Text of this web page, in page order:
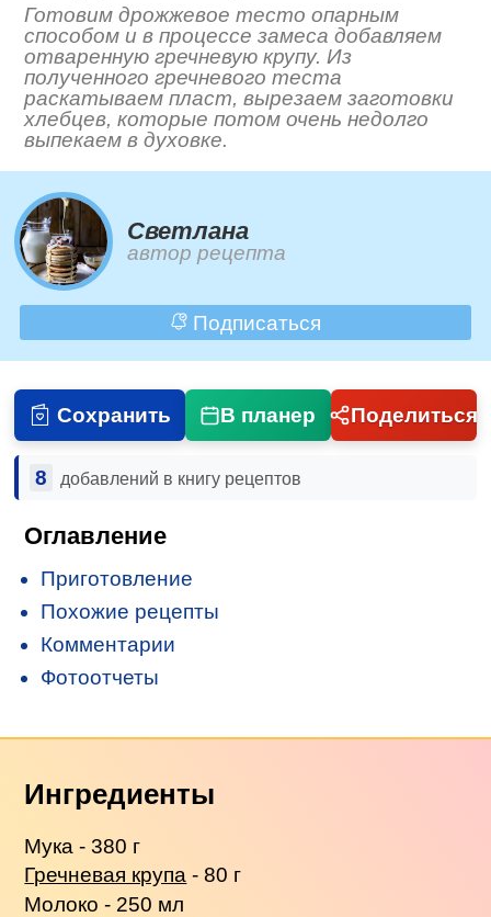
Готовим дрожжевое тесто опарным
способом и в процессе замеса добавляем
отваренную гречневую крупу. Из
полученного гречневого теста
раскатываем пласт, вырезаем заготовки
хлебцев, которые потом очень недолго
выпекаем в духовке.
Светлана
автор рецепта
Подписаться
Сохранить В планер Поделиться
8 добавлений в книгу рецептов
Оглавление
Приготовление
Похожие рецепты
Комментарии
Фотоотчеты
Ингредиенты
Мука - 380 г
Гречневая крупа - 80 г
Молоко - 250 мл